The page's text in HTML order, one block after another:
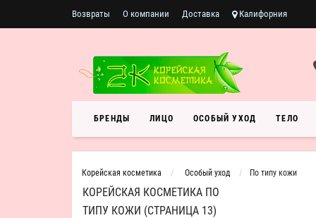
Возвраты О компании Доставка Калифорния
БРЕНДЫ ЛИЦО ОСОБЫЙ УХОД ТЕЛО
Корейская косметика Особый уход По типу кожи
КОРЕЙСКАЯ КОСМЕТИКА ПО
ТИПУ КОЖИ (СТРАНИЦА 13)